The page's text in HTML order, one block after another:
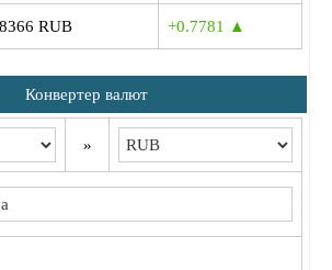
RUB +0.7781 ▲
Конвертер валют
»